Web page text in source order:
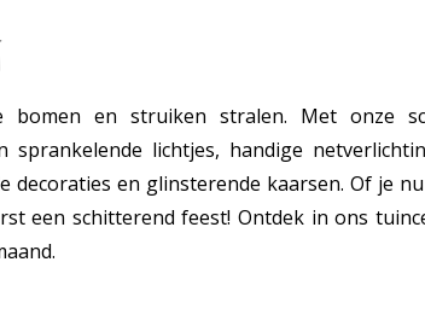
en struiken stralen. Met onze
lichtjes, handige
en glinsterende kaarsen. Of je
een schitterend feest! Ontdek in ons